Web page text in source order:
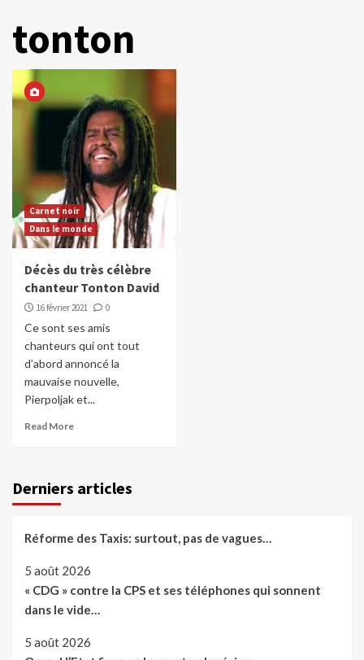
tonton
Carnet noir
Dans le monde
Décès du très célèbre
chanteur Tonton David
16 février 2021 0
Ce sont ses amis
chanteurs qui ont tout
d’abord annoncé la
mauvaise nouvelle,
Pierpoljak et...
Read More
Derniers articles
Réforme des Taxis: surtout, pas de vagues…
5 août 2026
« CDG » contre la CPS et ses téléphones qui sonnent
dans le vide…
5 août 2026